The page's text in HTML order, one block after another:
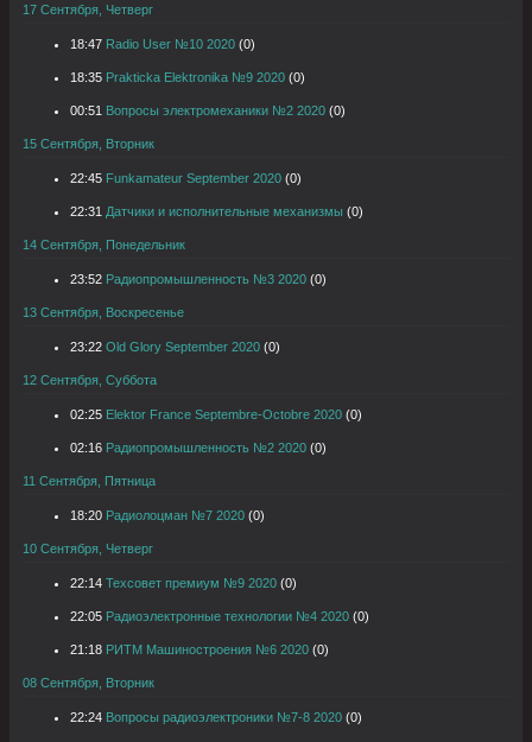
17 Сентября, Четверг
18:47 Radio User №10 2020 (0)
18:35 Prakticka Elektronika №9 2020 (0)
00:51 Вопросы электромеханики №2 2020 (0)
15 Сентября, Вторник
22:45 Funkamateur September 2020 (0)
22:31 Датчики и исполнительные механизмы (0)
14 Сентября, Понедельник
23:52 Радиопромышленность №3 2020 (0)
13 Сентября, Воскресенье
23:22 Old Glory September 2020 (0)
12 Сентября, Суббота
02:25 Elektor France Septembre-Octobre 2020 (0)
02:16 Радиопромышленность №2 2020 (0)
11 Сентября, Пятница
18:20 Радиолоцман №7 2020 (0)
10 Сентября, Четверг
22:14 Техсовет премиум №9 2020 (0)
22:05 Радиоэлектронные технологии №4 2020 (0)
21:18 РИТМ Машиностроения №6 2020 (0)
08 Сентября, Вторник
22:24 Вопросы радиоэлектроники №7-8 2020 (0)